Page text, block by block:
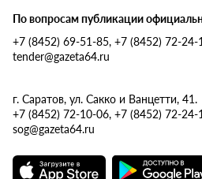
По вопросам публикации
+7 (8452) 69-51-85, +7 (8452) 72-24-
tender@gazeta64.ru
г. Саратов, ул. Сакко и Ванцетти, 41.
+7 (8452) 72-10-06, +7 (8452) 72-24-
sog@gazeta64.ru